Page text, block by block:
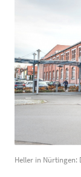
Heller in Nürtingen: